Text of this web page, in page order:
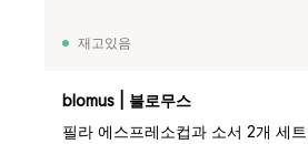
재고있음
blomus | 블로무스